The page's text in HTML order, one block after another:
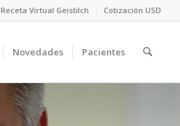
Receta Virtual Geistilch Cotización USD
Novedades Pacientes